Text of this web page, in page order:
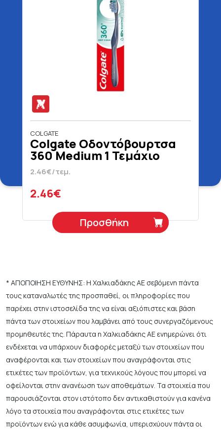
COLGATE
Colgate Οδοντόβουρτσα
360 Medium 1 Τεμάχιο
2.46€/τεμ.
2.46€
Προσθήκη
* ΑΠΟΠΟΙΗΣΗ ΕΥΘΥΝΗΣ: Η Χαλκιαδάκης ΑΕ σεβόμενη πάντα
τους καταναλωτές της προσπαθεί, οι πληροφορίες που
παρέχει στην ιστοσελίδα της να είναι αξιόπιστες και βάση
πάντα των στοιχείων που λαμβάνει από τους συνεργαζόμενους
προμηθευτές της. Πάραυτα η Χαλκιαδάκης ΑΕ ενημερώνει ότι
ενδέχεται να υπάρχουν διαφορές μεταξύ των στοιχείων που
αναφέρονται και των στοιχείων που αναγράφονται στις
ετικέτες των προϊόντων, για τεχνικούς λόγους που μπορεί να
οφείλονται στην ανανέωση των αποθεμάτων. Τα στοιχεία που
παρουσιάζονται στον ιστότοπο δεν αντικαθιστούν για κανένα
λόγο τα στοιχεία που αναγράφονται στις ετικέτες των
προϊόντων ενώ για κάθε ασυμφωνία, υπερισχύουν πάντα οι